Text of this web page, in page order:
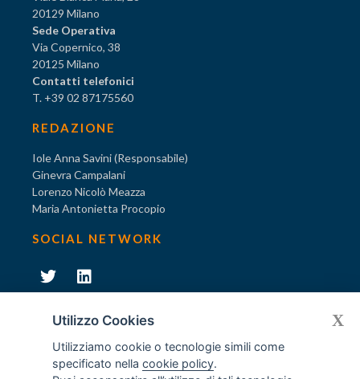
20129 Milano
Sede Operativa
Via Copernico, 38
20125 Milano
Contatti telefonici
T. +39 02 87175560
REDAZIONE
Iole Anna Savini (Responsabile)
Ginevra Campalani
Lorenzo Nicolò Meazza
Maria Antonietta Procopio
SOCIAL NETWORK
Diventa socio di AODV
Utilizzo Cookies
Utilizziamo cookie o tecnologie simili come
specificato nellacookie policy.
X